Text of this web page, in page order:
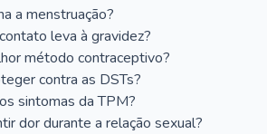
a menstruação?
leva à gravidez?
método contraceptivo?
contra as DSTs?
sintomas da TPM?
dor durante a relação sexual?